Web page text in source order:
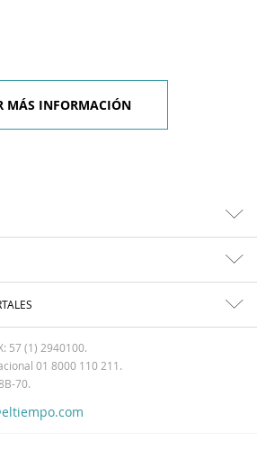
MÁS INFORMACIÓN
57 (1) 2940100.
01 8000 110 211.
70.